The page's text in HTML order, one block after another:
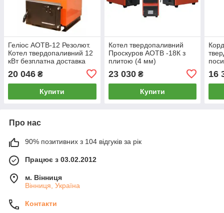
Геліос АОТВ-12 Резолют.
Котел твердопаливний 12
кВт безплатна доставка
20 046 ₴
Купити
Котел твердопаливний
Проскуров АОТВ -18К з
плитою (4 мм)
23 030₴
Купити
16
Про нас
90% позитивних з 104 відгуків за рік
Працює з 03.02.2012
м. Вінниця
Вінниця, Україна
Контакти